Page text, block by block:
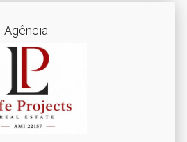
Agência